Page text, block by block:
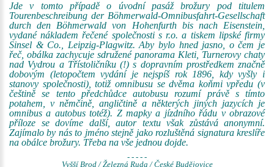
Jde v tomto případě o úvodní pasáž brožury pod titulem
Tourenbeschreibung der Böhmerwald-Omnibusfahrt-Gesellschaft
durch den Böhmerwald von Hohenfurth bis nach Eisenstein,
vydané nákladem řečené společnosti s r.o. a tiskem lipské firmy
Sinsel & Co., Leipzig-Plagwitz. Aby bylo hned jasno, o čem je
řeč, obálka zachycuje sdružené panorama Kleti, Turnerovy chaty
nad Vydrou a Třístoličníku (!) s dopravním prostředkem značně
dobovým (letopočtem vydání je nejspíš rok 1896, kdy vyšly i
stanovy společnosti), totiž omnibusu se dvěma koňmi vpředu (v
češtině se tento předchůdce autobusu rozumí právě s tímto
potahem, v němčině, angličtině a některých jiných jazycích je
omnibus a autobus totéž). Z mapky a jízdního řádu v obrazové
příloze se dovíme další, autor textu však zůstává anonymní.
Zajímalo by nás to jméno stejně jako rozluštěná signatura kreslíře
na obálce brožury. Třeba na vše jednou dojde.
- - - - -
Vyšší Brod / Železná Ruda / České Budějovice